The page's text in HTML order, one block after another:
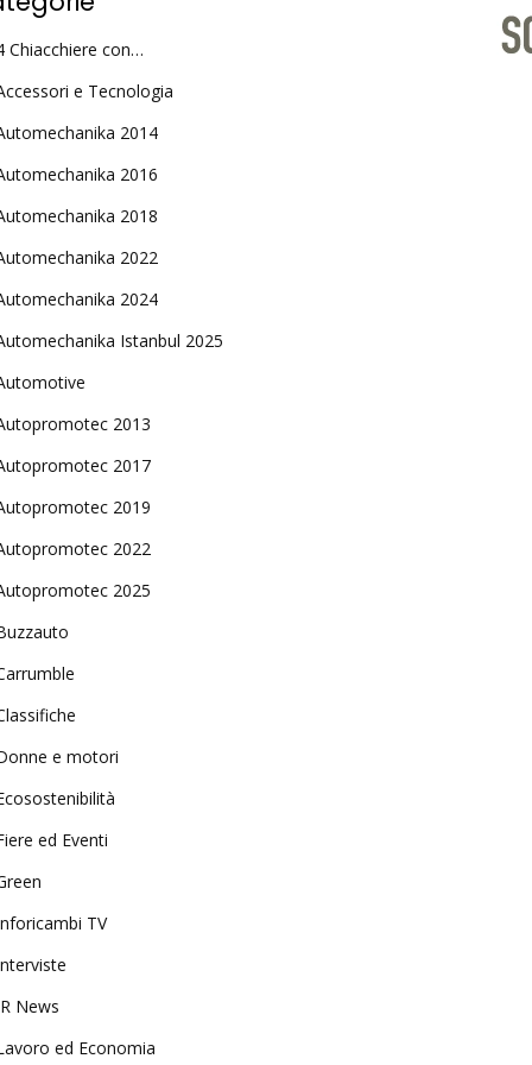
Chiacchiere con…
e Tecnologia
2014
2016
2018
2022
2024
Istanbul 2025
2013
2017
2019
2022
2025
e motori
ed Eventi
TV
News
ed Economia